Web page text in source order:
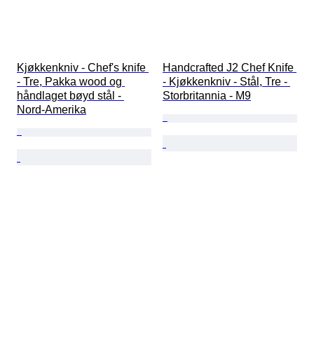
Kjøkkenkniv - Chef's knife
- Tre, Pakka wood og
håndlaget bøyd stål -
Nord-Amerika
Handcrafted J2 Chef Knife
- Kjøkkenkniv - Stål, Tre -
Storbritannia - M9